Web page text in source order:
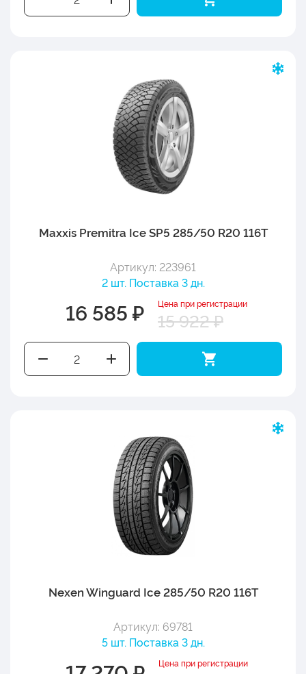
Maxxis Premitra Ice SP5 285/50 R20 116T
Артикул: 223961
2 шт. Поставка 3 дн.
16 585 ₽ Цена при регистрации
15 922 ₽
Nexen Winguard Ice 285/50 R20 116T
Артикул: 69781
5 шт. Поставка 3 дн.
Цена при регистрации